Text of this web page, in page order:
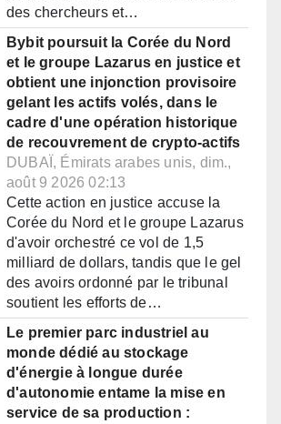
des chercheurs et…
Bybit poursuit la Corée du Nord
et le groupe Lazarus en justice et
obtient une injonction provisoire
gelant les actifs volés, dans le
cadre d'une opération historique
de recouvrement de crypto-actifs
DUBAÏ, Émirats arabes unis, dim.,
août 9 2026 02:13
Cette action en justice accuse la
Corée du Nord et le groupe Lazarus
d'avoir orchestré ce vol de 1,5
milliard de dollars, tandis que le gel
des avoirs ordonné par le tribunal
soutient les efforts de…
Le premier parc industriel au
monde dédié au stockage
d'énergie à longue durée
d'autonomie entame la mise en
service de sa production :